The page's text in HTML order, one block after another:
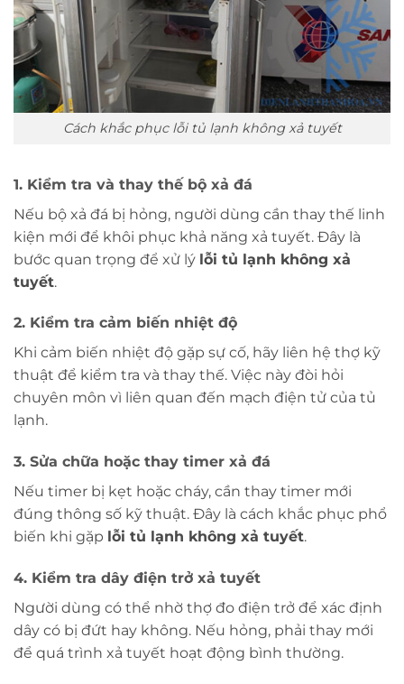
Cách khắc phục lỗi tủ lạnh không xả tuyết
1. Kiểm tra và thay thế bộ xả đá
Nếu bộ xả đá bị hỏng, người dùng cần thay thế linh
kiện mới để khôi phục khả năng xả tuyết. Đây là
bước quan trọng để xử lý lỗi tủ lạnh không xả
tuyết.
2. Kiểm tra cảm biến nhiệt độ
Khi cảm biến nhiệt độ gặp sự cố, hãy liên hệ thợ kỹ
thuật để kiểm tra và thay thế. Việc này đòi hỏi
chuyên môn vì liên quan đến mạch điện tử của tủ
lạnh.
3. Sửa chữa hoặc thay timer xả đá
Nếu timer bị kẹt hoặc cháy, cần thay timer mới
đúng thông số kỹ thuật. Đây là cách khắc phục phổ
biến khi gặp lỗi tủ lạnh không xả tuyết.
4. Kiểm tra dây điện trở xả tuyết
Người dùng có thể nhờ thợ đo điện trở để xác định
dây có bị đứt hay không. Nếu hỏng, phải thay mới
để quá trình xả tuyết hoạt động bình thường.